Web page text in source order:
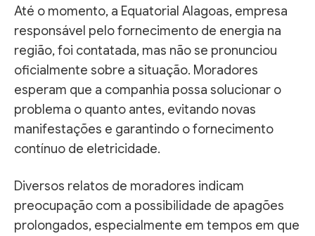
Até o momento, a Equatorial Alagoas, empresa
responsável pelo fornecimento de energia na
região, foi contatada, mas não se pronunciou
oficialmente sobre a situação. Moradores
esperam que a companhia possa solucionar o
problema o quanto antes, evitando novas
manifestações e garantindo o fornecimento
contínuo de eletricidade.
Diversos relatos de moradores indicam
preocupação com a possibilidade de apagões
prolongados, especialmente em tempos em que